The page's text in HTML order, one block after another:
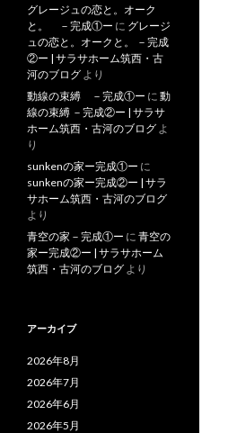
グレージュの恋と。オーク
と。 －完成①ー に グレージ
ュの恋と。オークと。 －完成
②ー | サラサホーム筑西・古
河のブログ より
動線の束縛 －完成①ー に 動
線の束縛 －完成②ー | サラサ
ホーム筑西・古河のブログ よ
り
sunkenの家ー完成①ー に
sunkenの家ー完成②ー | サラ
サホーム筑西・古河のブログ
より
青空の家－完成①ー に 青空の
家ー完成②ー | サラサホーム
筑西・古河のブログ より
アーカイブ
2026年8月
2026年7月
2026年6月
2026年5月